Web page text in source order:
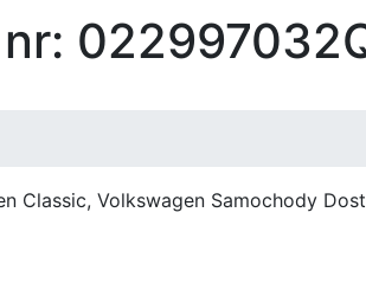
Classic, Volkswagen Samochody